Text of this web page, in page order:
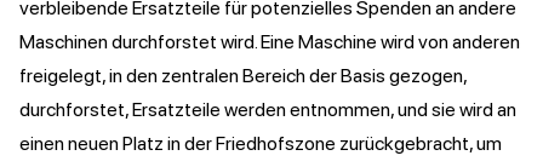
verbleibende Ersatzteile für potenzielles Spenden an andere
Maschinen durchforstet wird. Eine Maschine wird von anderen
freigelegt, in den zentralen Bereich der Basis gezogen,
durchforstet, Ersatzteile werden entnommen, und sie wird an
einen neuen Platz in der Friedhofszone zurückgebracht, um